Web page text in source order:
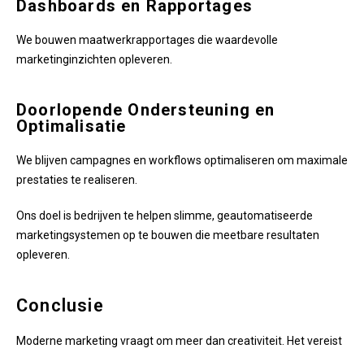
Dashboards en Rapportages
We bouwen maatwerkrapportages die waardevolle
marketinginzichten opleveren.
Doorlopende Ondersteuning en
Optimalisatie
We blijven campagnes en workflows optimaliseren om maximale
prestaties te realiseren.
Ons doel is bedrijven te helpen slimme, geautomatiseerde
marketingsystemen op te bouwen die meetbare resultaten
opleveren.
Conclusie
Moderne marketing vraagt om meer dan creativiteit. Het vereist